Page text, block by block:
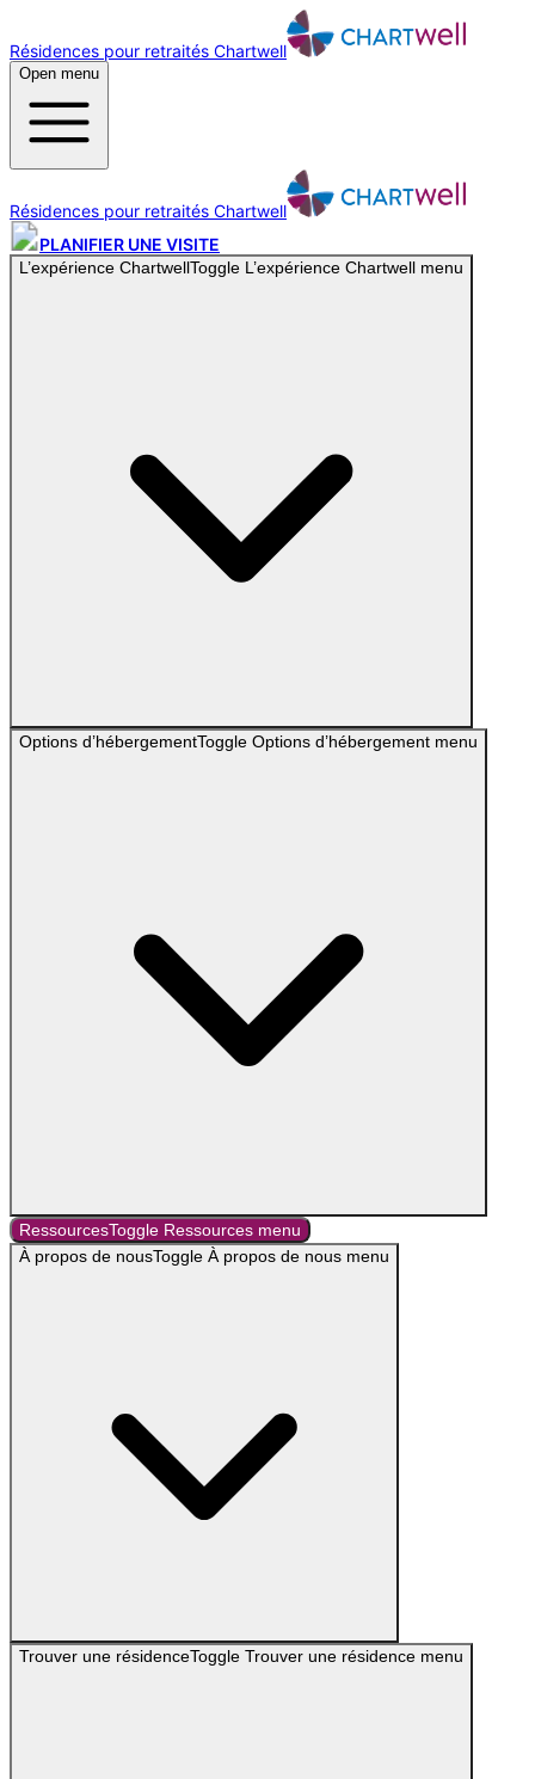
Résidences pour retraités Chartwell
Open menu
Résidences pour retraités Chartwell
PLANIFIER UNE VISITE
L’expérience ChartwellToggle L’expérience Chartwell menu
Options d’hébergementToggle Options d’hébergement menu
RessourcesToggle Ressources menu
À propos de nousToggle À propos de nous menu
Trouver une résidenceToggle Trouver une résidence menu